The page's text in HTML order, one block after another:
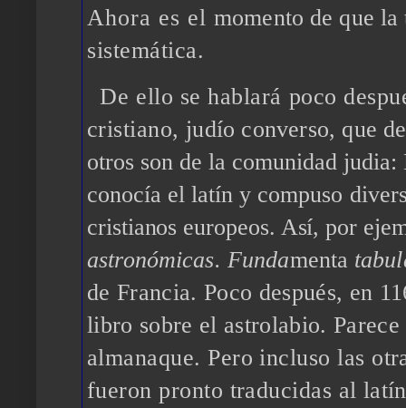
Ahora es el momento de que
sistemática.
De ello se hablará poco
cristiano, judío converso, que
otros son de la comunidad judia:
conocía el latín y compuso
cristianos europeos. Así, por
astronómicas. Fundamenta
de Francia. Poco después, en
libro sobre el astrolabio.
almanaque. Pero incluso las
fueron pronto traducidas al